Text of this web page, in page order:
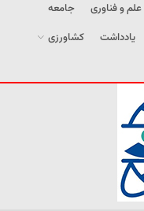
علم و فناوری
جامعه
یادداشت
کشاورزی